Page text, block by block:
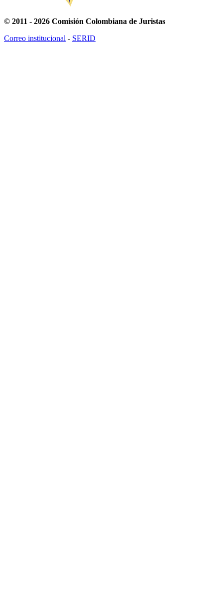
© 2011 - 2026 Comisión Colombiana de Juristas
Correo institucional - SERID